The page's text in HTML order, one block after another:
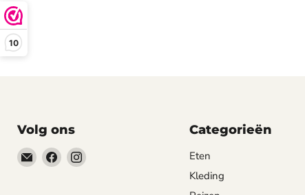
10
Volg ons
EmailVind Vind
Categorieën
Eten
Kleding